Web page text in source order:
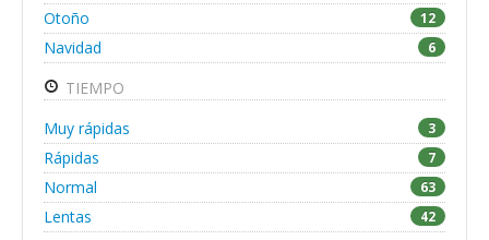
Otoño 12
Navidad 6
TIEMPO
Muy rápidas
3
Rápidas 7
Normal 63
Lentas 42